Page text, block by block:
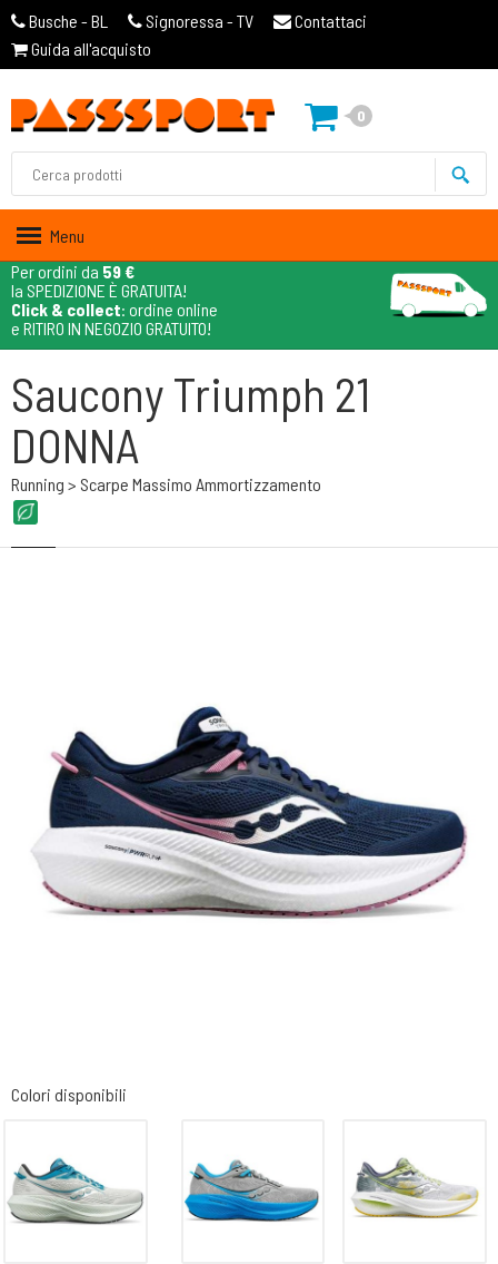
Busche - BL Signoressa - TV
Contattaci
Guida all'acquisto
0
Menu
Per ordini da 59 €
la SPEDIZIONE È GRATUITA!
Click & collect: ordine online
e RITIRO IN NEGOZIO GRATUITO!
Saucony Triumph 21
DONNA
Running > Scarpe Massimo Ammortizzamento
Colori disponibili